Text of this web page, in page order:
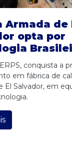
Armada de
opta por
conquista a
em fábrica de
El Salvador, em